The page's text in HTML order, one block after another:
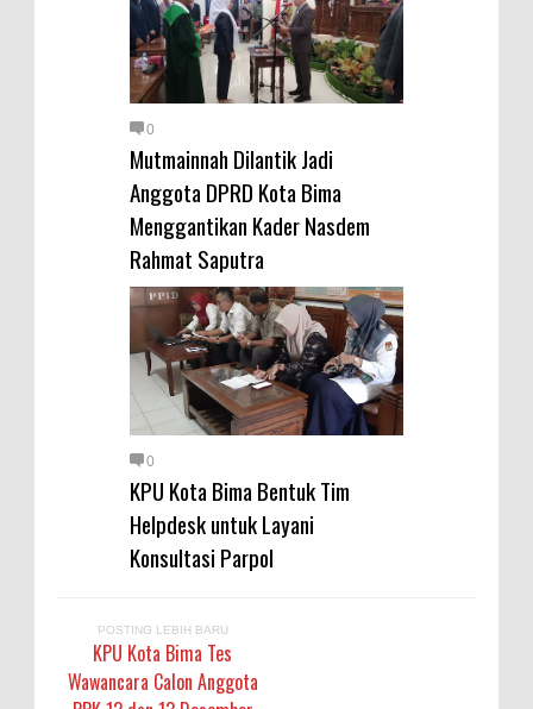
0
Mutmainnah Dilantik Jadi
Anggota DPRD Kota Bima
Menggantikan Kader Nasdem
Rahmat Saputra
0
KPU Kota Bima Bentuk Tim
Helpdesk untuk Layani
Konsultasi Parpol
POSTING LEBIH BARU
KPU Kota Bima Tes
Wawancara Calon Anggota